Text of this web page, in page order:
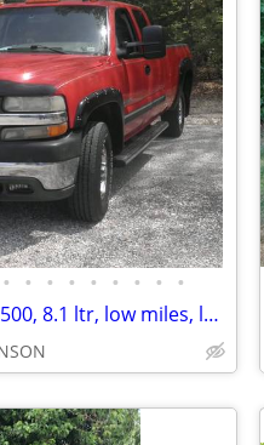
• • • • • • • • •
Chevrolet 2002 LT, K2500, 8.1 ltr, low miles, long box, Allison